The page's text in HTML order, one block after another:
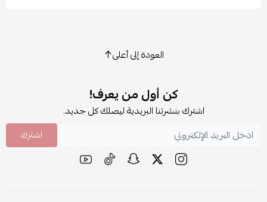
العودة إلى أعلى
كن أول من يعرف!
اشترك بنشرتنا البريدية ليصلك كل جديد.
اشترك